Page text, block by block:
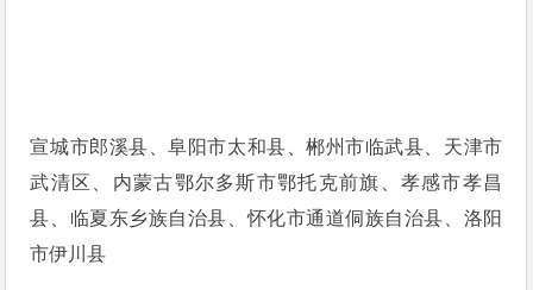
宣城市郎溪县、阜阳市太和县、郴州市临武县、天津市
武清区、内蒙古鄂尔多斯市鄂托克前旗、孝感市孝昌
县、临夏东乡族自治县、怀化市通道侗族自治县、洛阳
市伊川县